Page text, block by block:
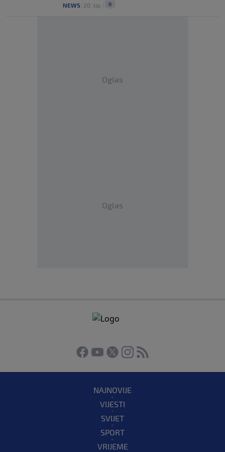
NEWS 20. lip. 0
Oglas
Oglas
NAJNOVIJE
VIJESTI
SVIJET
SPORT
VRIJEME